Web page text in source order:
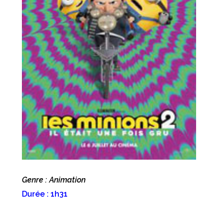
Genre : Animation
Durée : 1h31